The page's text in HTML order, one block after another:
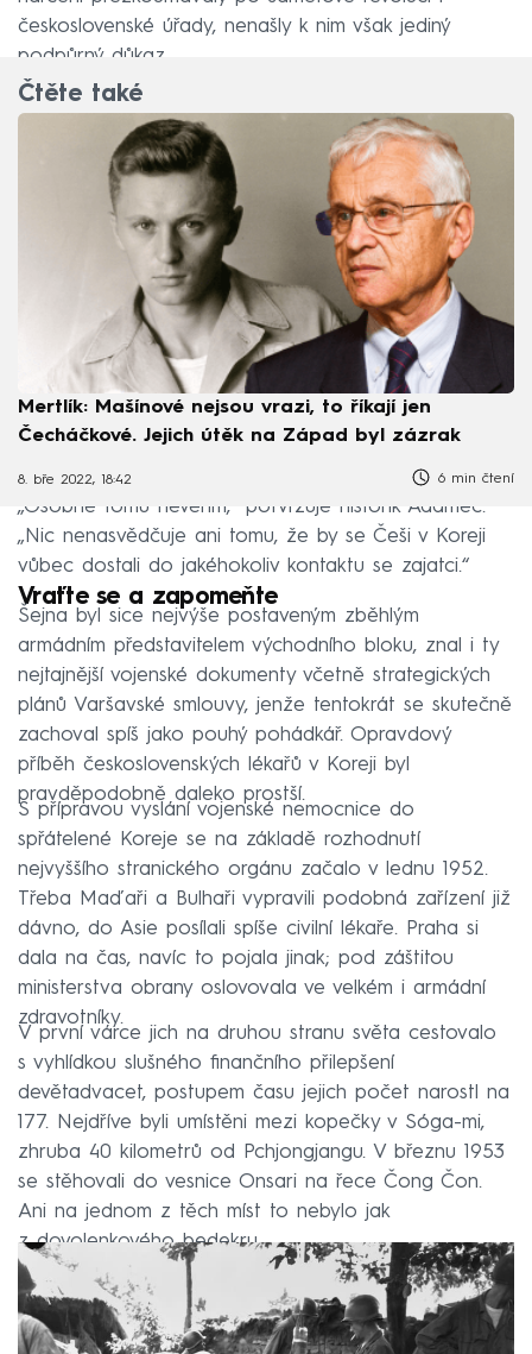
československé úřady, nenašly k nim však jediný
podpůrný důkaz.
Čtěte také
Mertlík: Mašínové nejsou vrazi, to říkají jen
Čecháčkové. Jejich útěk na Západ byl zázrak
8. bře 2022, 18:42 6 min čtení
„Osobně tomu nevěřím,“ potvrzuje historik Adamec.
„Nic nenasvědčuje ani tomu, že by se Češi v Koreji
vůbec dostali do jakéhokoliv kontaktu se zajatci.“
Vraťte se a zapomeňte
Šejna byl sice nejvýše postaveným zběhlým
armádním představitelem východního bloku, znal i ty
nejtajnější vojenské dokumenty včetně strategických
plánů Varšavské smlouvy, jenže tentokrát se skutečně
zachoval spíš jako pouhý pohádkář. Opravdový
příběh československých lékařů v Koreji byl
pravděpodobně daleko prostší.
S přípravou vyslání vojenské nemocnice do
spřátelené Koreje se na základě rozhodnutí
nejvyššího stranického orgánu začalo v lednu 1952.
Třeba Maďaři a Bulhaři vypravili podobná zařízení již
dávno, do Asie posílali spíše civilní lékaře. Praha si
dala na čas, navíc to pojala jinak; pod záštitou
ministerstva obrany oslovovala ve velkém i armádní
zdravotníky.
V první várce jich na druhou stranu světa cestovalo
s vyhlídkou slušného finančního přilepšení
devětadvacet, postupem času jejich počet narostl na
177. Nejdříve byli umístěni mezi kopečky v Sóga-mi,
zhruba 40 kilometrů od Pchjongjangu. V březnu 1953
se stěhovali do vesnice Onsari na řece Čong Čon.
Ani na jednom z těch míst to nebylo jak
z dovolenkového bedekru.